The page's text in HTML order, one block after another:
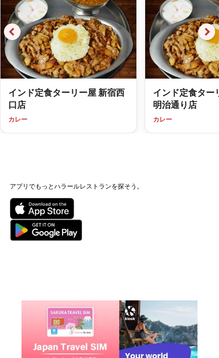
インド定食ターリー屋 新宿西
口店
カレー
インド定食タ
明治通り店
カレー
アプリでもっとハラールレストランを探そう。